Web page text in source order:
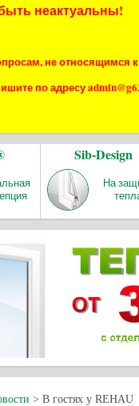
неактуальны!
не относящимся
по адресу
Sib-Design
На
> В гостях у REHAU